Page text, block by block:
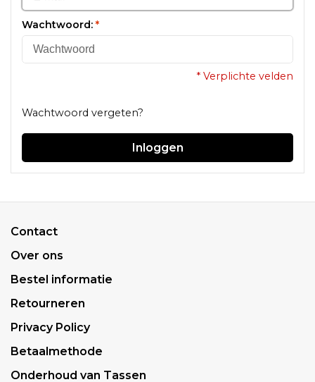
Wachtwoord: *
* Verplichte velden
Wachtwoord vergeten?
Inloggen
Contact
Over ons
Bestel informatie
Retourneren
Privacy Policy
Betaalmethode
Onderhoud van Tassen